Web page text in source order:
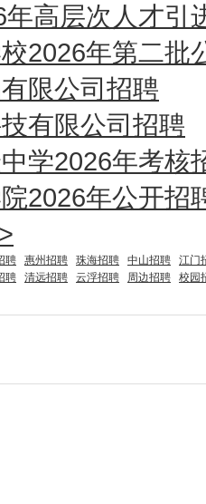
高层次人才引
2026年第二批
限公司招聘
有限公司招聘
学2026年考核
2026年公开招
聘 惠州招聘 珠海招聘 中山招聘
江门
聘 清远招聘 云浮招聘 周边招聘 校园